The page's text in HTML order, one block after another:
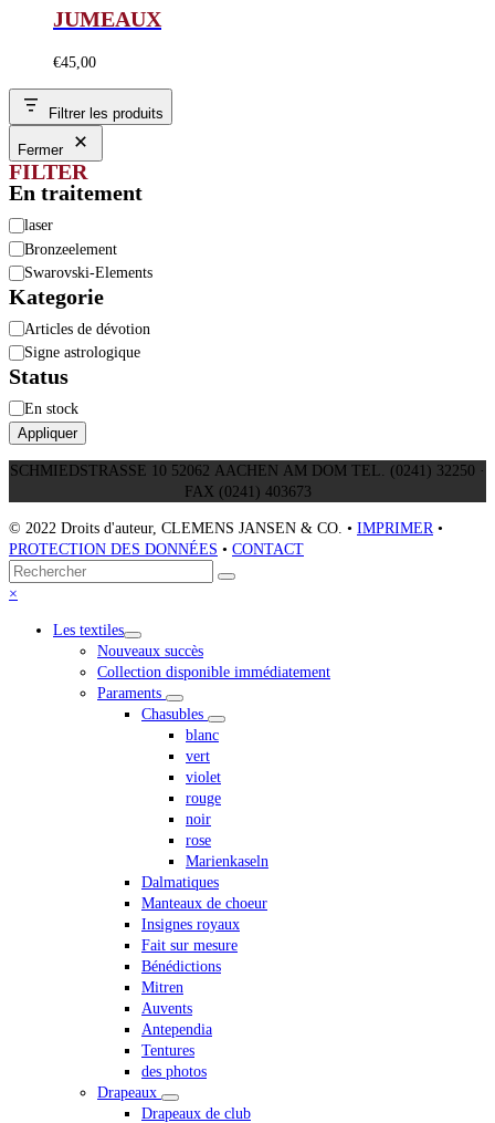
JUMEAUX
€45,00
Filtrer les produits
Fermer
FILTER
En traitement
En
traitement
laser
Bronzeelement
Swarovski-Elements
Kategorie
Catégorie
Articles de dévotion
Signe astrologique
Status
Disponibilité
En stock
Appliquer
SCHMIEDSTRASSE 10 52062 AACHEN AM DOM TEL. (0241) 32250 ·
FAX (0241) 403673
© 2022 Droits d'auteur, CLEMENS JANSEN & CO. • IMPRIMER•
PROTECTION DES DONNÉES • CONTACT
Retour
au
Rechercher
Envoyer
×
menu
Les textiles
Nouveaux succès
Collection disponible immédiatement
Paraments
Chasubles
blanc
vert
violet
rouge
noir
rose
Marienkaseln
Dalmatiques
Manteaux de choeur
Insignes royaux
Fait sur mesure
Bénédictions
Mitren
Auvents
Antependia
Tentures
des photos
Drapeaux
Drapeaux de club